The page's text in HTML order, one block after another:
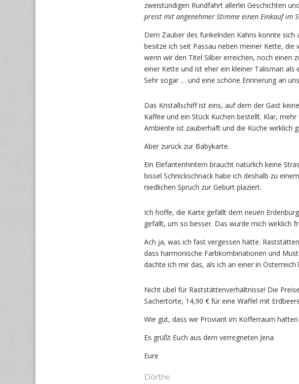
zweistündigen Rundfahrt allerlei Geschichten
preist mit angenehmer Stimme einen Einkauf im
Dem Zauber des funkelnden Kahns konnte
besitze ich seit Passau neben meiner Kette, die
wenn wir den Titel Silber erreichen, noch einen
einer Kette und ist eher ein kleiner Talisman
Sehr sogar … und eine schöne Erinnerung an
Das Kristallschiff ist eins, auf dem der Gast
Kaffee und ein Stück Kuchen bestellt. Klar,
Ambiente ist zauberhaft und die Küche wirklich
Aber zurück zur Babykarte.
Ein Elefantenhintern braucht natürlich keine
bissel Schnickschnack habe ich deshalb zu
niedlichen Spruch zur Geburt plaziert.
Ich hoffe, die Karte gefällt dem neuen
gefällt, um so besser. Das würde mich wirklich
Ach ja, was ich fast vergessen hätte.
dass harmonische Farbkombinationen und
dachte ich mir das, als ich an einer in
Nicht übel für Raststättenverhältnisse! Die
Sachertorte, 14,90 € für eine Waffel mit
Wie gut, dass wir Proviant im Kofferraum
Es grüßt Euch aus dem verregneten Jena
Eure
Dörthe